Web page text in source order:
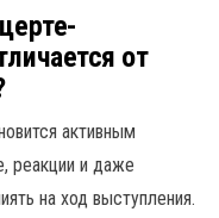
от
активным
реакции и даже
на ход выступления.